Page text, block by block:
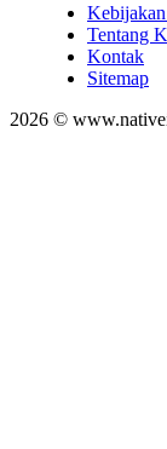
Tentang
Kontak
Sitemap
2026 ©